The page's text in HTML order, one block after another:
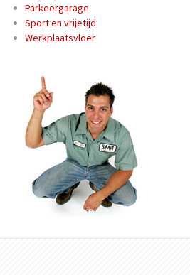
Parkeergarage
Sport en vrijetijd
Werkplaatsvloer